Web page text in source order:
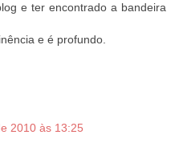
e ter encontrado a bandeira
e é profundo.
2010 às 13:25